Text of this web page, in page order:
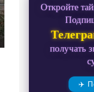
Откройте
получать
✈️